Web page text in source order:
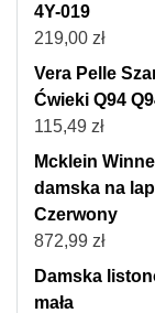
4Y-019
219,00 zł
Vera Pelle
Ćwieki Q94
115,49 zł
Mcklein
damska na
Czerwony
872,99 zł
Damska
mała